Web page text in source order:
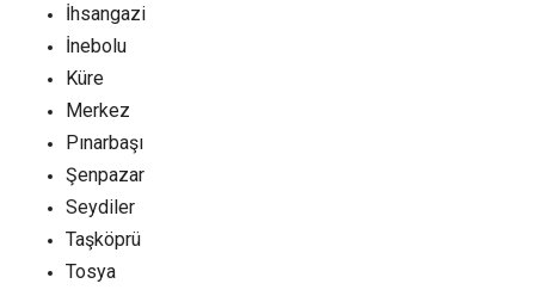
İhsangazi
İnebolu
Küre
Merkez
Pınarbaşı
Şenpazar
Seydiler
Taşköprü
Tosya